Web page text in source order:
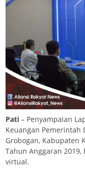
Pati – Penyampaian
Keuangan Pemerintah
Grobogan, Kabupaten
Tahun Anggaran
virtual.